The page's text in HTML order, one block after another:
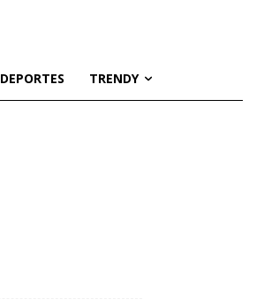
DEPORTES TRENDY